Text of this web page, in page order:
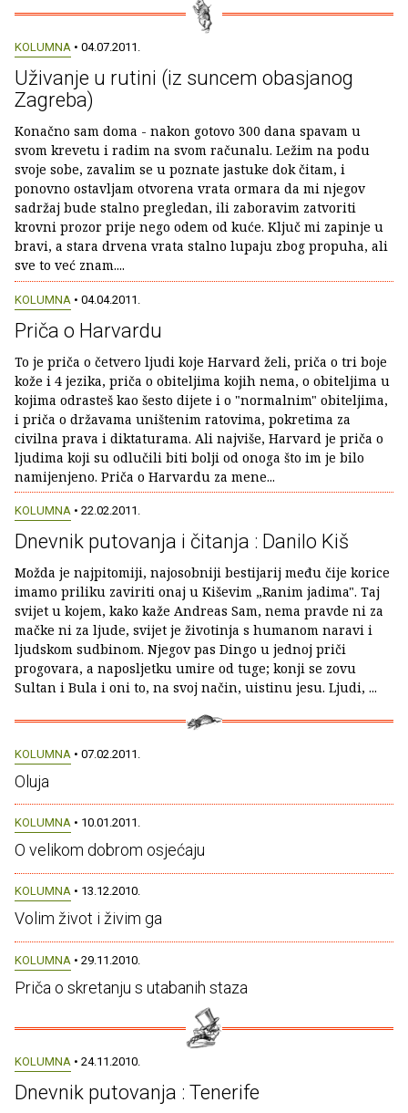
KOLUMNA • 04.07.2011.
Uživanje u rutini (iz suncem obasjanog
Zagreba)
Konačno sam doma - nakon gotovo 300 dana spavam u
svom krevetu i radim na svom računalu. Ležim na podu
svoje sobe, zavalim se u poznate jastuke dok čitam, i
ponovno ostavljam otvorena vrata ormara da mi njegov
sadržaj bude stalno pregledan, ili zaboravim zatvoriti
krovni prozor prije nego odem od kuće. Ključ mi zapinje u
bravi, a stara drvena vrata stalno lupaju zbog propuha, ali
sve to već znam....
KOLUMNA • 04.04.2011.
Priča o Harvardu
To je priča o četvero ljudi koje Harvard želi, priča o tri boje
kože i 4 jezika, priča o obiteljima kojih nema, o obiteljima u
kojima odrasteš kao šesto dijete i o "normalnim" obiteljima,
i priča o državama uništenim ratovima, pokretima za
civilna prava i diktaturama. Ali najviše, Harvard je priča o
ljudima koji su odlučili biti bolji od onoga što im je bilo
namijenjeno. Priča o Harvardu za mene...
KOLUMNA • 22.02.2011.
Dnevnik putovanja i čitanja : Danilo Kiš
Možda je najpitomiji, najosobniji bestijarij među čije korice
imamo priliku zaviriti onaj u Kiševim „Ranim jadima". Taj
svijet u kojem, kako kaže Andreas Sam, nema pravde ni za
mačke ni za ljude, svijet je životinja s humanom naravi i
ljudskom sudbinom. Njegov pas Dingo u jednoj priči
progovara, a naposljetku umire od tuge; konji se zovu
Sultan i Bula i oni to, na svoj način, uistinu jesu. Ljudi, ...
KOLUMNA • 07.02.2011.
Oluja
KOLUMNA • 10.01.2011.
O velikom dobrom osjećaju
KOLUMNA • 13.12.2010.
Volim život i živim ga
KOLUMNA • 29.11.2010.
Priča o skretanju s utabanih staza
KOLUMNA • 24.11.2010.
Dnevnik putovanja : Tenerife